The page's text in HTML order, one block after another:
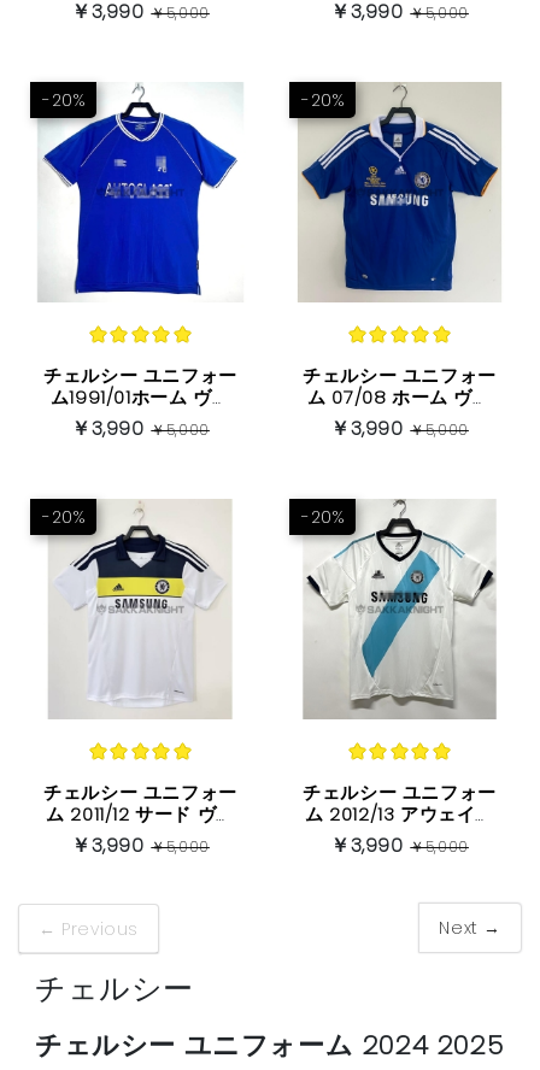
袖
￥3,990￥5,000
半袖
￥3,990￥5,000
-20%
チェルシー ユニフォー
ム1991/01ホーム ヴィ
ンテージバージョン 半
袖
￥3,990￥5,000
-20%
チェルシー ユニフォー
ム 07/08 ホーム ヴィ
ンテージバージョン 半
袖
￥3,990￥5,000
-20%
チェルシー ユニフォー
ム 2011/12 サード ヴィ
ンテージバージョン 半
袖
￥3,990￥5,000
-20%
チェルシー ユニフォー
ム 2012/13 アウェイヴ
ィンテージバージョン
半袖
￥3,990￥5,000
← Previous Next →
チェルシー
チェルシー ユニフォーム 2024 2025